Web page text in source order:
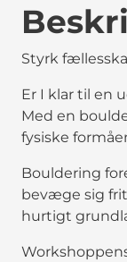
Styrk
Er I klar til en
Med en
fysiske
Bouldering
bevæge sig
hurtigt